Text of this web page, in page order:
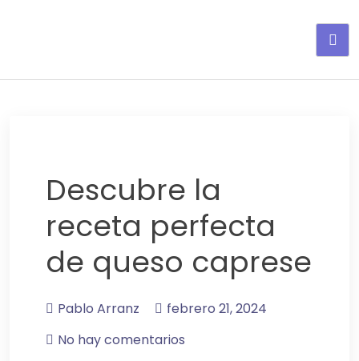
Descubre la
receta perfecta
de queso caprese
Pablo Arranz
febrero 21, 2024
No hay comentarios